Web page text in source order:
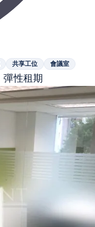
共享工位 會議室
彈性租期